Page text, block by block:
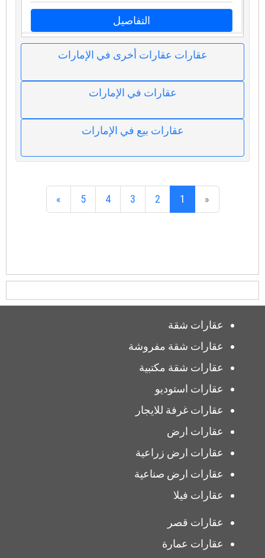
التفاصيل
عقارات عقارات أخرى في الإمارات
عقارات في الإمارات
عقارات بيع في الإمارات
«
1
2
3
4
5
»
عقارات شقة
عقارات شقة مفروشة
عقارات شقة مكتبية
عقارات استوديو
عقارات غرفة للايجار
عقارات ارض
عقارات ارض زراعية
عقارات ارض صناعية
عقارات فيلا
عقارات قصر
عقارات عمارة